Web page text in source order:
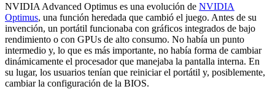
NVIDIA Advanced Optimus es una evolución de NVIDIA
Optimus, una función heredada que cambió el juego. Antes de su
invención, un portátil funcionaba con gráficos integrados de bajo
rendimiento o con GPUs de alto consumo. No había un punto
intermedio y, lo que es más importante, no había forma de cambiar
dinámicamente el procesador que manejaba la pantalla interna. En
su lugar, los usuarios tenían que reiniciar el portátil y, posiblemente,
cambiar la configuración de la BIOS.